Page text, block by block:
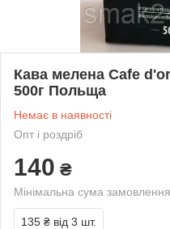
Кава мелена Cafe
500г Польща
Немає в наявності
Опт і роздріб
140 ₴
Мінімальна сума
135 ₴ від 3 шт.